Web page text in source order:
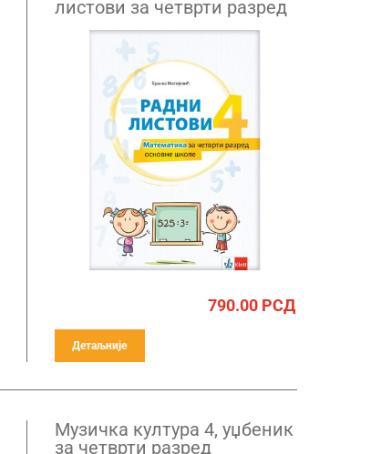
листови за четврти разред
790.00РСД
Детаљније
Музичка култура 4, уџбеник
за четврти разред